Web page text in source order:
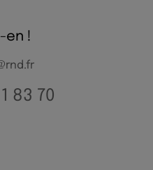
en !
83 70